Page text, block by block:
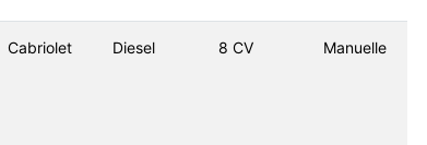
Cabriolet Diesel 8 CV Manuelle